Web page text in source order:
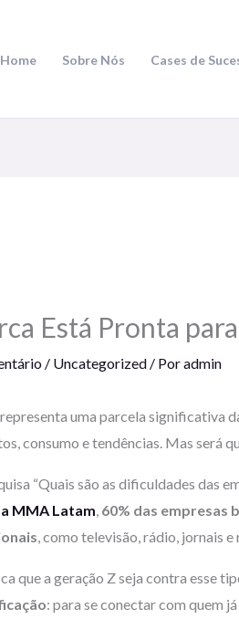
Home Sobre Nós Cases de
Está Pronta
/ Uncategorized/ Poradmin
uma parcela significativa
consumo e tendências. Mas será
“Quais são as dificuldades das
MMA Latam, 60% das empresas
, como televisão, rádio, jornais e
que a geração Z seja contra esse
: para se conectar com quem